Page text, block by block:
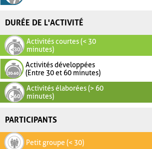
DURÉE DE L'ACTIVITÉ
Activités courtes (< 30
minutes)
Activités développées
(Entre 30 et 60 minutes)
Activités élaborées (> 60
minutes)
PARTICIPANTS
Petit groupe (< 30)